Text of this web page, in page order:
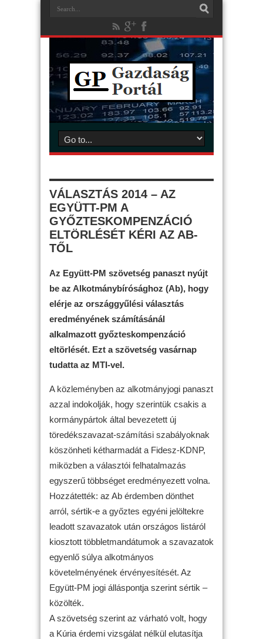
VÁLASZTÁS 2014 – AZ
EGYÜTT-PM A
GYŐZTESKOMPENZÁCIÓ
ELTÖRLÉSÉT KÉRI AZ AB-
TŐL
Az Együtt-PM szövetség panaszt nyújt
be az Alkotmánybírósághoz (Ab), hogy
elérje az országgyűlési választás
eredményének számításánál
alkalmazott győzteskompenzáció
eltörlését. Ezt a szövetség vasárnap
tudatta az MTI-vel.
A közleményben az alkotmányjogi panaszt
azzal indokolják, hogy szerintük csakis a
kormánypártok által bevezetett új
töredékszavazat-számítási szabályoknak
köszönheti kétharmadát a Fidesz-KDNP,
miközben a választói felhatalmazás
egyszerű többséget eredményezett volna.
Hozzátették: az Ab érdemben dönthet
arról, sértik-e a győztes egyéni jelöltekre
leadott szavazatok után országos listáról
kiosztott többletmandátumok a szavazatok
egyenlő súlya alkotmányos
követelményének érvényesítését. Az
Együtt-PM jogi álláspontja szerint sértik –
közölték.
A szövetség szerint az várható volt, hogy
a Kúria érdemi vizsgálat nélkül elutasítja